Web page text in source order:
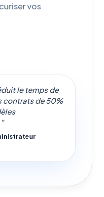
vos
le temps de
contrats de 50%